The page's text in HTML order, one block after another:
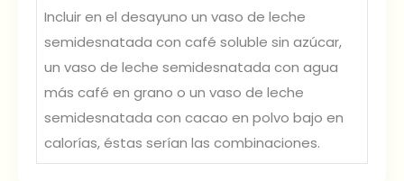
Incluir en el desayuno un vaso de leche
semidesnatada con café soluble sin azúcar,
un vaso de leche semidesnatada con agua
más café en grano o un vaso de leche
semidesnatada con cacao en polvo bajo en
calorías, éstas serían las combinaciones.